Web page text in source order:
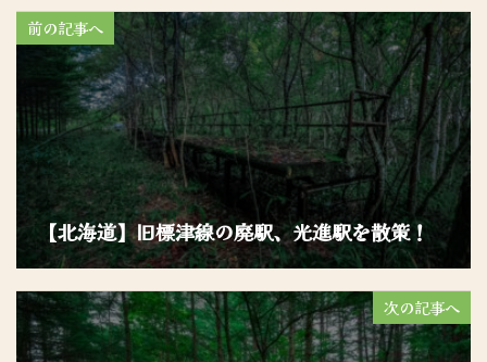
前の記事へ
【北海道】旧標津線の廃駅、光進駅を散策！
次の記事へ